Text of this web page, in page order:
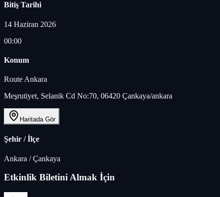
Bitiş Tarihi
14 Haziran 2026
00:00
Konum
Route Ankara
Meşrutiyet, Selanik Cd No:70, 06420 Çankaya/ankara
Haritada Gör
Şehir / İlçe
Ankara /Çankaya
Etkinlik Biletini Almak İçin